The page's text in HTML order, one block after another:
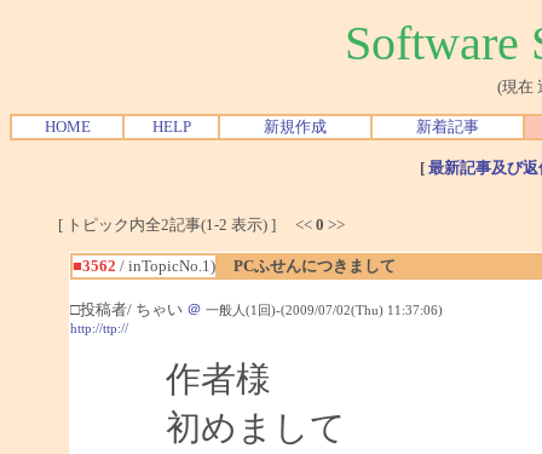
Software
(現在
HOME HELP 新規作成 新着記事
[ 最新記事及び
[ トピック内全2記事(1-2 表示) ] << 0 >>
■3562 / inTopicNo.1) PCふせんにつきまして
□投稿者/ ちゃい ＠ 一般人(1回)-(2009/07/02(Thu) 11:37:06)
http://ttp://
作者様
初めまして